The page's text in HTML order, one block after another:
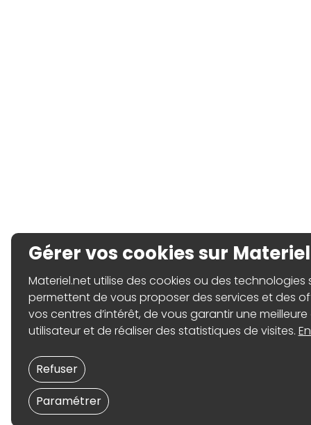
Gérer vos cookies sur
Materiel.net utilise des cookies ou des technologies
permettent de vous proposer des services et des
vos centres d’intérêt, de vous garantir une
utilisateur et de réaliser des statistiques de visites.
Paramétrer
Refuser